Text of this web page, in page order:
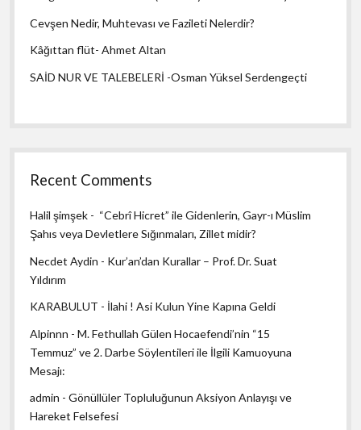
Cevşen Nedir, Muhtevası ve Fazileti Nelerdir?
Kâğıttan flüt- Ahmet Altan
SAİD NUR VE TALEBELERİ -Osman Yüksel Serdengeçti
Recent Comments
Halil şimşek - “Cebrî Hicret” ile Gidenlerin, Gayr-ı Müslim
Şahıs veya Devletlere Sığınmaları, Zillet midir?
Necdet Aydin - Kur’an’dan Kurallar – Prof. Dr. Suat
Yıldırım
KARABULUT - İlahi ! Asi Kulun Yine Kapına Geldi
Alpinnn -M. Fethullah Gülen Hocaefendi’nin “15
Temmuz” ve 2. Darbe Söylentileri ile İlgili Kamuoyuna
Mesajı:
admin -Gönüllüler Topluluğunun Aksiyon Anlayışı ve
Hareket Felsefesi